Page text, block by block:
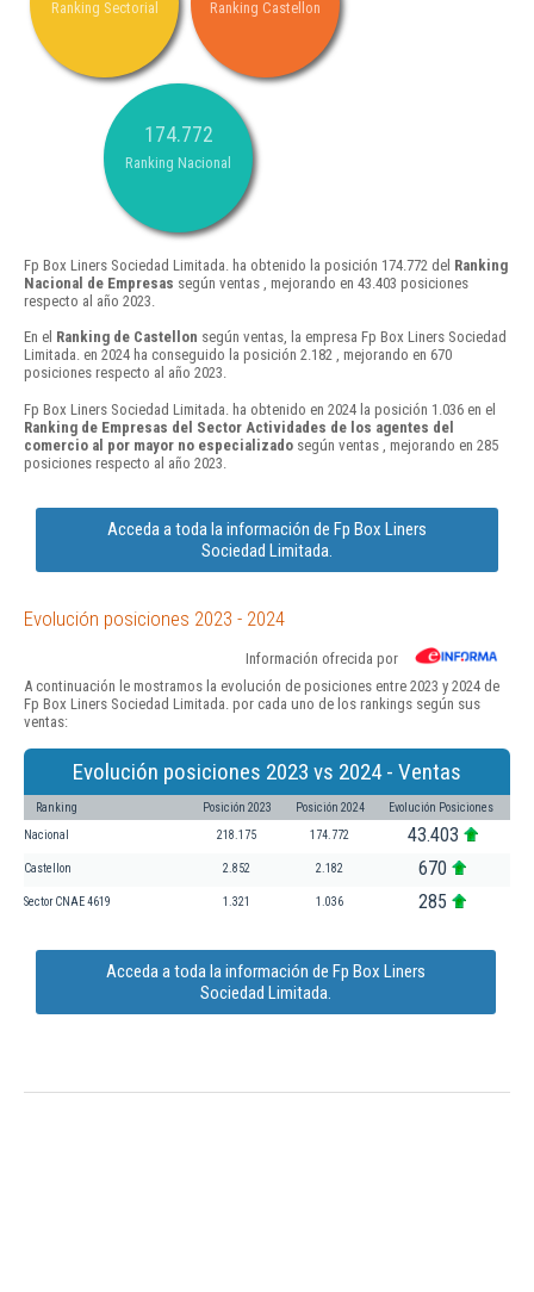
Ranking Sectorial Ranking Castellon
174.772
Ranking Nacional
Fp Box Liners Sociedad Limitada. ha obtenido la posición 174.772 del Ranking
Nacional de Empresas según ventas , mejorando en 43.403 posiciones
respecto al año 2023.
En el Ranking de Castellon según ventas, la empresa Fp Box Liners Sociedad
Limitada. en 2024 ha conseguido la posición 2.182 , mejorando en 670
posiciones respecto al año 2023.
Fp Box Liners Sociedad Limitada. ha obtenido en 2024 la posición 1.036 en el
Ranking de Empresas del Sector Actividades de los agentes del
comercio al por mayor no especializado según ventas , mejorando en 285
posiciones respecto al año 2023.
Acceda a toda la información de Fp Box Liners
Sociedad Limitada.
Evolución posiciones 2023 - 2024
Información ofrecida por
A continuación le mostramos la evolución de posiciones entre 2023 y 2024 de
Fp Box Liners Sociedad Limitada. por cada uno de los rankings según sus
ventas:
Evolución posiciones 2023 vs 2024 - Ventas
Ranking Posición 2023 Posición 2024 Evolución Posiciones
Nacional 218.175 174.772 43.403
Castellon 2.852 2.182 670
Sector CNAE 4619 1.321 1.036 285
Acceda a toda la información de Fp Box Liners
Sociedad Limitada.